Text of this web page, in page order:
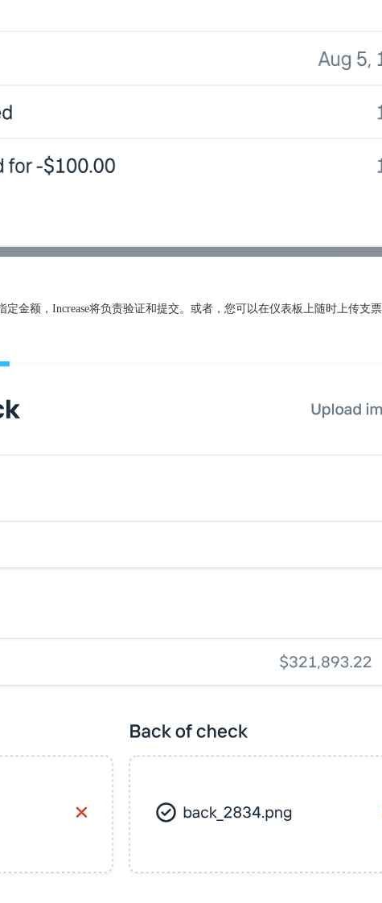
金额，Increase将负责验证和提交。或者，您可以在仪表板上随时上传支